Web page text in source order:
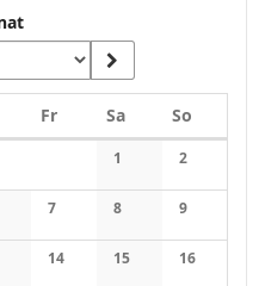
Donnerstag
FrFreitagSaSamstag
So
1 2
7 8 9
14 15 16